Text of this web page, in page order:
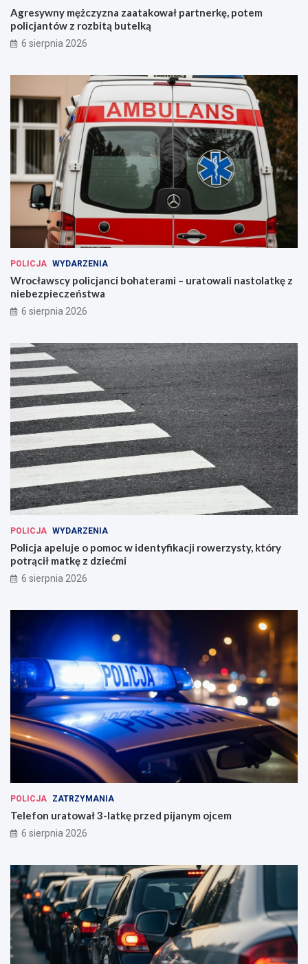
Agresywny mężczyzna zaatakował partnerkę, potem
policjantów z rozbitą butelką
6 sierpnia 2026
POLICJA WYDARZENIA
Wrocławscy policjanci bohaterami – uratowali nastolatkę z
niebezpieczeństwa
6 sierpnia 2026
POLICJA WYDARZENIA
Policja apeluje o pomoc w identyfikacji rowerzysty, który
potrącił matkę z dziećmi
6 sierpnia 2026
POLICJA ZATRZYMANIA
Telefon uratował 3-latkę przed pijanym ojcem
6 sierpnia 2026